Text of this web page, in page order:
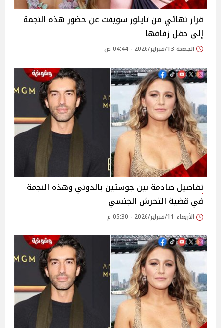
قرار نهائي من تايلور سويفت عن حضور هذه النجمة
إلى حفل زفافها
الجمعة 13/فبراير/2026 - 04:44 ص
تفاصيل صادمة بين جوستين بالدوني وهذه النجمة
في قضية التحرش الجنسي
الأربعاء 11/فبراير/2026 - 05:30 م